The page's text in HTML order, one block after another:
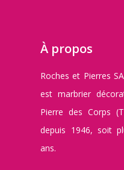
À propos
Roches et Pierres
est marbrier
Pierre des Corps
depuis 1946, soit
ans.